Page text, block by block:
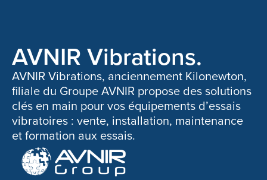
AVNIR Vibrations.
AVNIR Vibrations, anciennement Kilonewton,
filiale du Groupe AVNIR propose des solutions
clés en main pour vos équipements d’essais
vibratoires : vente, installation, maintenance
et formation aux essais.